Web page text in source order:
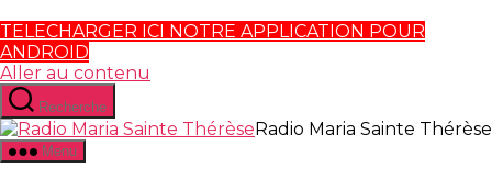
TELECHARGER ICI NOTRE APPLICATION POUR
ANDROID
Aller au contenu
Recherche
Radio Maria Sainte Thérèse
Menu